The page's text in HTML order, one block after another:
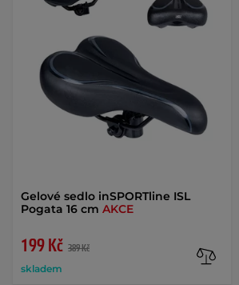
Gelové sedlo inSPORTline ISL
Pogata 16 cm AKCE
199 Kč 389 Kč
skladem